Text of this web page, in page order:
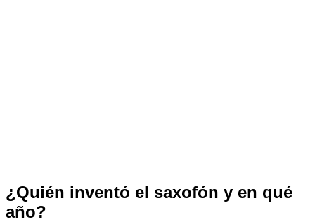
¿Quién inventó el saxofón y en qué
año?